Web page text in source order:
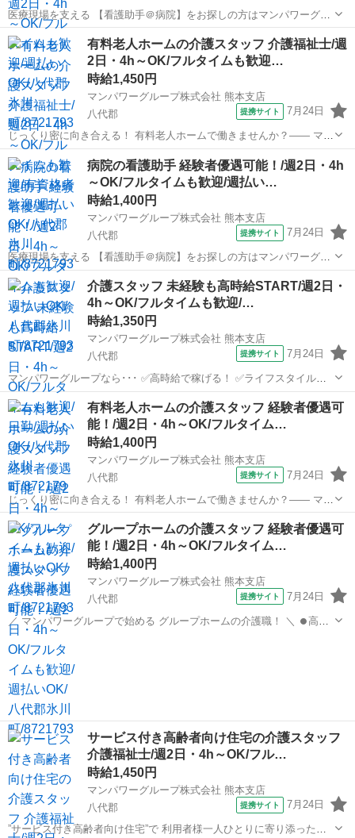
医療現場を支える 【看護助手＠病院】をお探しの方はマンパワーグル
ープへ★ 🤝高時給で稼げる！ 🤝ライフスタイルに合わせて働ける！
🤝資格取得支援など福利厚生充実！ 🤝大手なので安定性抜群！ 🤝医...
熊本 八代郡 医療
有料老人ホームの介護スタッフ 介護福祉士/週
2日・4h～OK/フルタイムも歓迎…
時給1,450円
マンパワーグループ株式会社 熊本支店
八代郡
提携サイト 7月24日
じっくり密に向き合える！ 有料老人ホームで働きませんか？―― マン
パワーグループなら... ✨高時給で稼げる！ ✨ライフスタイルに合わせ
て働ける！ ✨資格取得支援など福利厚生充実！ ✨大手なので...
熊本 八代郡 医療
病院の看護助手 経験者優遇可能！/週2日・4h
～OK/フルタイムも歓迎/週払い…
時給1,400円
マンパワーグループ株式会社 熊本支店
八代郡
提携サイト 7月24日
医療現場を支える 【看護助手＠病院】をお探しの方はマンパワーグル
ープへ★ 🤝高時給で稼げる！ 🤝ライフスタイルに合わせて働ける！
🤝資格取得支援など福利厚生充実！ 🤝大手なので安定性抜群！ 🤝医...
熊本 八代郡 医療
介護スタッフ 未経験も高時給START/週2日・
4h～OK/フルタイムも歓迎/…
時給1,350円
マンパワーグループ株式会社 熊本支店
八代郡
提携サイト 7月24日
マンパワーグループなら･･･ ✅️高時給で稼げる！ ✅️ライフスタイルに
合わせて働ける！ ✅️資格取得支援など福利厚生充実！ ✅️大手なので安
定性抜群！ 【現在、新たな人材を大量募集中‼】 ↓大量募...
熊本 八代郡 医療
有料老人ホームの介護スタッフ 経験者優遇可
能！/週2日・4h～OK/フルタイム…
時給1,400円
マンパワーグループ株式会社 熊本支店
八代郡
提携サイト 7月24日
じっくり密に向き合える！ 有料老人ホームで働きませんか？―― マン
パワーグループなら... ✨高時給で稼げる！ ✨ライフスタイルに合わせ
て働ける！ ✨資格取得支援など福利厚生充実！ ✨大手なので...
熊本 八代郡
グループホームの介護スタッフ 経験者優遇可
能！/週2日・4h～OK/フルタイム…
時給1,400円
マンパワーグループ株式会社 熊本支店
八代郡
提携サイト 7月24日
／ マンパワーグループで始める グループホームの介護職！ ＼ ⏺️高時
給で稼げる！ ⏺️ライフスタイルに合わせて働ける！ ⏺️資格取得支援な
熊本 八代郡
サービス付き高齢者向け住宅の介護スタッフ
介護福祉士/週2日・4h～OK/フル…
時給1,450円
マンパワーグループ株式会社 熊本支店
八代郡
提携サイト 7月24日
”サービス付き高齢者向け住宅”で 利用者様一人ひとりに寄り添った介